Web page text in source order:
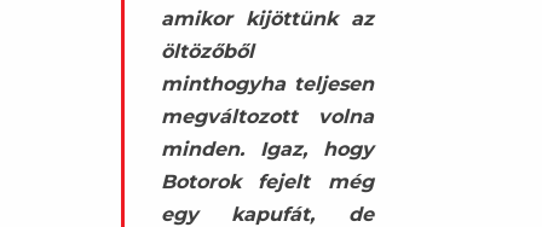
amikor kijöttünk az
öltözőből
minthogyha teljesen
megváltozott volna
minden. Igaz, hogy
Botorok fejelt még
egy kapufát, de